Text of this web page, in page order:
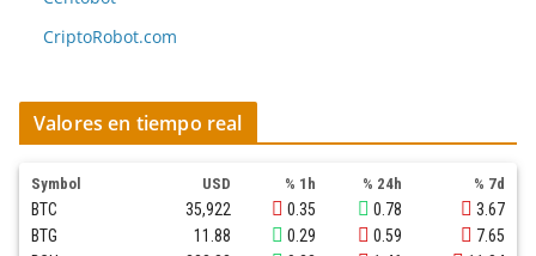
CriptoRobot.com
Valores en tiempo real
Symbol USD % 1h % 24h % 7d
BTC 35,922 0.35 0.78
3.67
BTG
11.88 0.29 0.59
7.65